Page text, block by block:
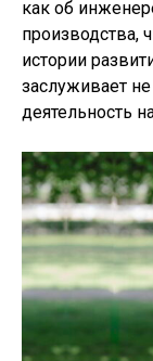
как об
производства,
истории
заслуживает
деятельность